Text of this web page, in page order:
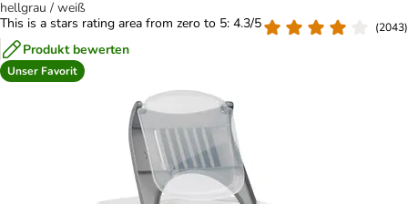
hellgrau / weiß
This is a stars rating area from zero to 5: 4.3/5
(2043)
Produkt bewerten
Unser Favorit